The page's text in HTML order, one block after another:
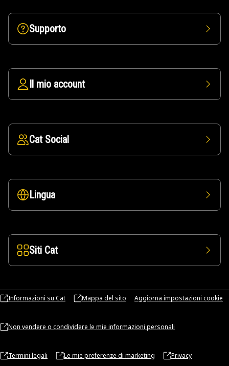
Supporto
Il mio account
Cat Social
Lingua
Siti Cat
Informazioni su Cat Mappa del sito Aggiorna impostazioni cookie
Non vendere o condividere le mie informazioni personali
Termini legali Le mie preferenze di marketing Privacy